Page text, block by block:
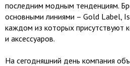
последним модным тенденциям.
основными линиями – Gold Label,
каждом из которых присутствуют
и аксессуаров.
На сегодняшний день компания